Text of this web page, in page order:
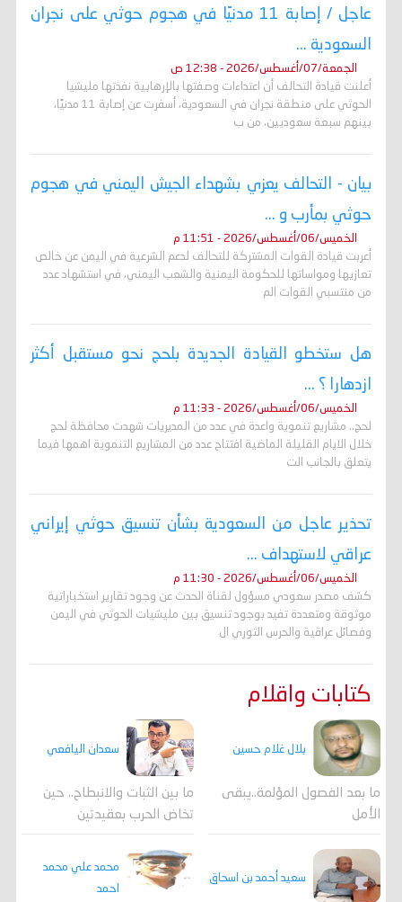
عاجل / إصابة 11 مدنيًا في هجوم حوثي على نجران
السعودية ...
الجمعة/07/أغسطس/2026 - 12:38 ص
أعلنت قيادة التحالف أن اعتداءات وصفتها بالإرهابية نفذتها مليشيا
الحوثي على منطقة نجران في السعودية، أسفرت عن إصابة 11 مدنيًا،
بينهم سبعة سعوديين، من ب
بيان - التحالف يعزي بشهداء الجيش اليمني في هجوم
حوثي بمأرب و ...
الخميس/06/أغسطس/2026 - 11:51 م
أعربت قيادة القوات المشتركة للتحالف لدعم الشرعية في اليمن عن خالص
تعازيها ومواساتها للحكومة اليمنية والشعب اليمني، في استشهاد عدد
من منتسبي القوات الم
هل ستخطو القيادة الجديدة بلحج نحو مستقبل أكثر
ازدهارا ؟ ...
الخميس/06/أغسطس/2026 - 11:33 م
لحج.. مشاريع تنموية واعدة في عدد من المديريات شهدت محافظة لحج
خلال الايام القليلة الماضية افتتاح عدد من المشاريع التنموية اهمها فيما
يتعلق بالجانب الت
تحذير عاجل من السعودية بشأن تنسيق حوثي إيراني
عراقي لاستهداف ...
الخميس/06/أغسطس/2026 - 11:30 م
كشف مصدر سعودي مسؤول لقناة الحدث عن وجود تقارير استخباراتية
موثوقة ومتعددة تفيد بوجود تنسيق بين مليشيات الحوثي في اليمن
وفصائل عراقية والحرس الثوري ال
كتابات واقلام
بلال غلام حسين
ما بعد الفصول المؤلمة..يبقى
الأمل
سعدان اليافعي
ما بين الثبات والانبطاح.. حين
تخاض الحرب بعقيدتين
سعيد أحمد بن اسحاق
محمد علي محمد
احمد